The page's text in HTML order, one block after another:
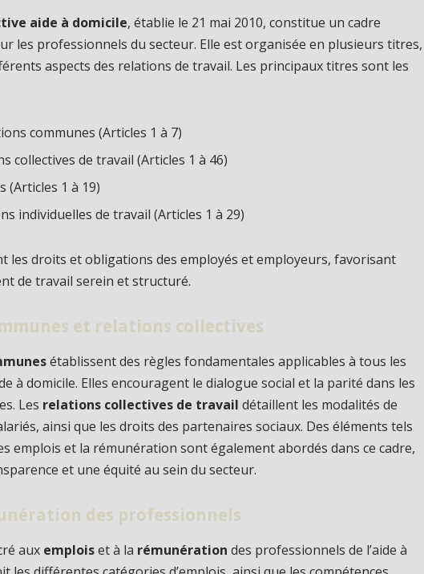
aide à domicile, établie le 21 mai 2010, constitue un cadre
les professionnels du secteur. Elle est organisée en plusieurs titres,
aspects des relations de travail. Les principaux titres sont les
communes (Articles 1 à 7)
collectives de travail (Articles 1 à 46)
(Articles 1 à 19)
individuelles de travail (Articles 1 à 29)
les droits et obligations des employés et employeurs, favorisant
de travail serein et structuré.
et relations collectives
établissent des règles fondamentales applicables à tous les
à domicile. Elles encouragent le dialogue social et la parité dans les
Les relations collectives de travail détaillent les modalités de
ainsi que les droits des partenaires sociaux. Des éléments tels
emplois et la rémunération sont également abordés dans ce cadre,
et une équité au sein du secteur.
des professionnels
aux emploiset à la rémunération des professionnels de l’aide à